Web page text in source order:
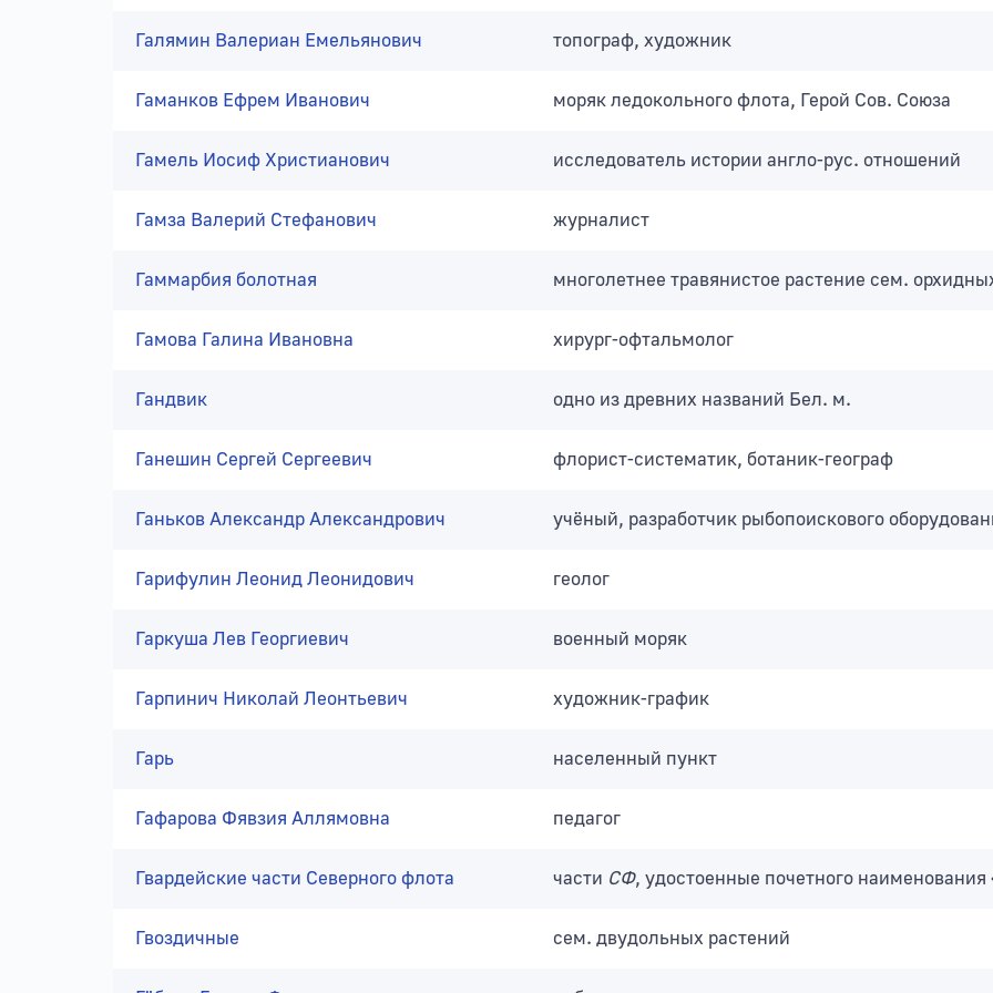
Галямин Валериан Емельянович топограф, художник
Гаманков Ефрем Иванович моряк ледокольного флота, Герой Сов. Союза
Гамель Иосиф Христианович исследователь истории англо-рус. отношений
Гамза Валерий Стефанович журналист
Гаммарбия болотная многолетнее травянистое растение сем.
Гамова Галина Ивановна хирург-офтальмолог
Гандвик одно из древних названий Бел. м.
Ганешин Сергей Сергеевич флорист-систематик, ботаник-географ
Ганьков Александр Александрович учёный, разработчик рыбопоискового
Гарифулин Леонид Леонидович геолог
Гаркуша Лев Георгиевич военный моряк
Гарпинич Николай Леонтьевич художник-график
Гарь населенный пункт
Гафарова Фявзия Аллямовна педагог
Гвардейские части Северного флота части СФ, удостоенные почетного наименования
Гвоздичные сем. двудольных растений